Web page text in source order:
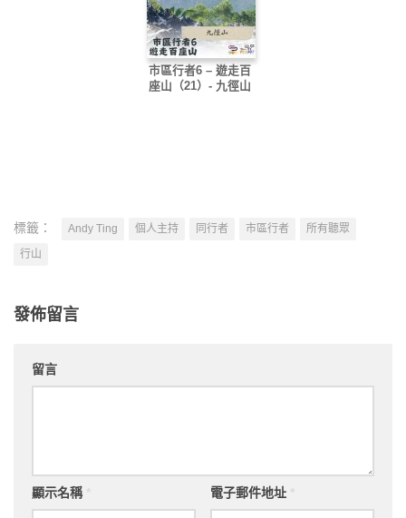
市區行者6 – 遊走百
座山（21）- 九徑山
標籤： Andy Ting 個人主持 同行者 市區行者
所有聽眾
行山
發佈留言
留言
顯示名稱 電子郵件地址